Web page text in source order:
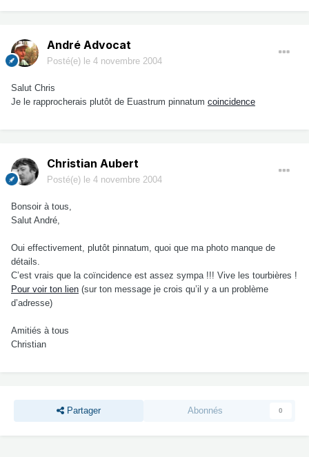
André Advocat
Posté(e) le 4 novembre 2004
Salut Chris
Je le rapprocherais plutôt de Euastrum pinnatum coincidence
Christian Aubert
Posté(e) le 4 novembre 2004
Bonsoir à tous,
Salut André,
Oui effectivement, plutôt pinnatum, quoi que ma photo manque de
détails.
C’est vrais que la coïncidence est assez sympa !!! Vive les tourbières !
Pour voir ton lien (sur ton message je crois qu’il y a un problème
d’adresse)
Amitiés à tous
Christian
Partager Abonnés 0